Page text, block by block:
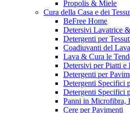
Propolis & Miele
Cura della Casa e dei
BeFree Home
Detersivi Lavatrice
Detergenti per
Coadiuvanti del
Lava & Cura le
Detersivi per Piatti e
Detergenti per
Detergenti Specifici
Detergenti Specifici
Panni in Microfibra,
Cere per Pavimenti